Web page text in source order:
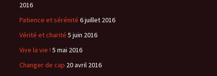
2016
Patience et sérénité 6 juillet 2016
Vérité et charité 5 juin 2016
Vive la vie ! 5 mai 2016
Changer de cap 20 avril 2016